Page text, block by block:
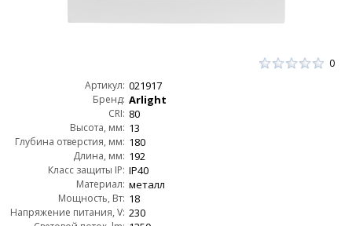
0
Артикул: 021917
Бренд: Arlight
CRI: 80
Высота, мм: 13
Глубина отверстия, мм: 180
Длина, мм: 192
Класс защиты IP: IP40
Материал: металл
Мощность, Вт: 18
Напряжение питания, V: 230